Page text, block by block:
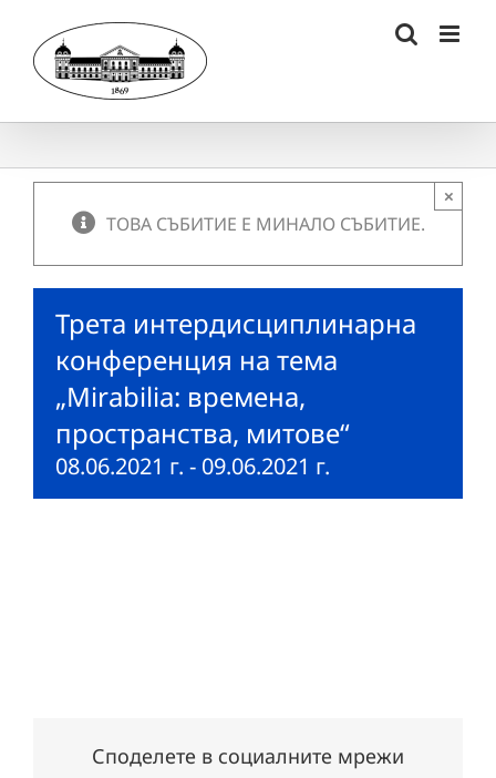
content
ТОВА СЪБИТИЕ Е МИНАЛО СЪБИТИЕ.
×
Трета интердисциплинарна
конференция на тема
„Mirabilia: времена,
пространства, митове“
08.06.2021 г. - 09.06.2021 г.
Споделете в социалните мрежи